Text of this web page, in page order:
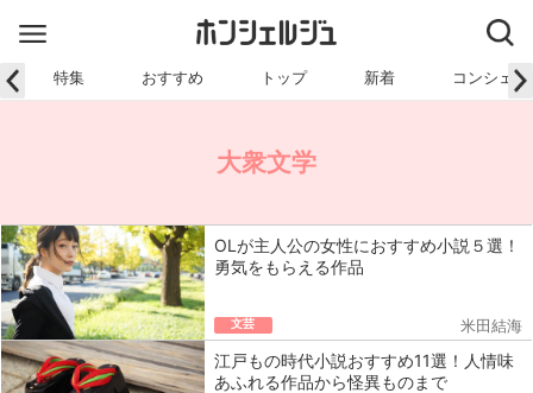
特集 おすすめ トップ 新着 コンシェ
大衆文学
OLが主人公の女性におすすめ小説５選！
勇気をもらえる作品
文芸 米田結海
江戸もの時代小説おすすめ11選！人情味
あふれる作品から怪異ものまで